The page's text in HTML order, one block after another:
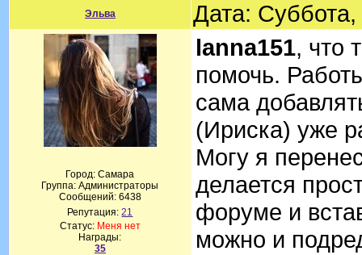
Эльва Дата:
Город: Самара
Группа: Администраторы
Сообщений: 6438
Репутация:21
Статус: Меня нет
Награды:
35
lanna151, что
помочь.
сама
(Ириска) уже
Могу я
делается
форуме и
можно и